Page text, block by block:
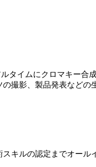
タイムにクロマキー合
撮影、製品発表などの
キルの認定までオール